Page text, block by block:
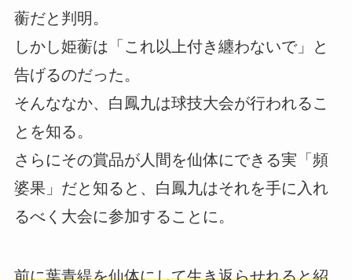
蘅だと判明。
しかし姫蘅は「これ以上付き纏わないで」と
告げるのだった。
そんななか、白鳳九は球技大会が行われるこ
とを知る。
さらにその賞品が人間を仙体にできる実「頻
婆果」だと知ると、白鳳九はそれを手に入れ
るべく大会に参加することに。
前に葉青緹を仙体にして生き返らせれると紹